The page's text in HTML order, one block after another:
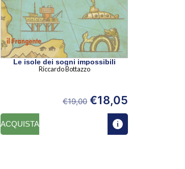
Le isole dei sogni impossibili
Riccardo Bottazzo
€19,00 €18,05
ACQUISTA